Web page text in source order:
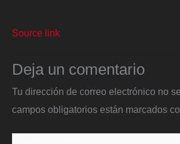
Source link
Deja un comentario
Tu dirección de correo electrónico no
campos obligatorios están marcados